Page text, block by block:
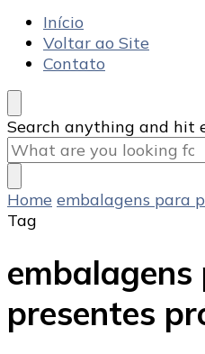
Bela Cor Embalagens
Blog
Início
Voltar ao Site
Contato
Looking
for
Something?
Search anything and hit
Home embalagens para
Tag
embalagens
presentes